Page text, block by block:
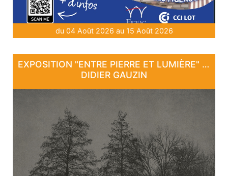
du 04 Août 2026 au 15 Août 2026
EXPOSITION "ENTRE PIERRE ET LUMIÈRE" - DE DAN COURTICE ET DE
DIDIER GAUZIN